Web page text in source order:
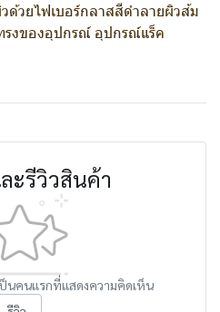
วยไฟเบอร์กลาสสีดำลายผิวส้ม
รงของอุปกรณ์ อุปกรณ์แร็ค
ะรีวิวสินค้า
นคนแรกที่แสดงความคิดเห็น